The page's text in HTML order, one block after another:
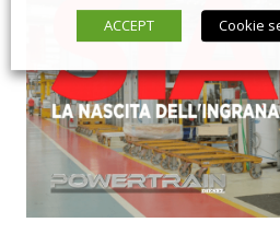
ACCEPT
Cookie